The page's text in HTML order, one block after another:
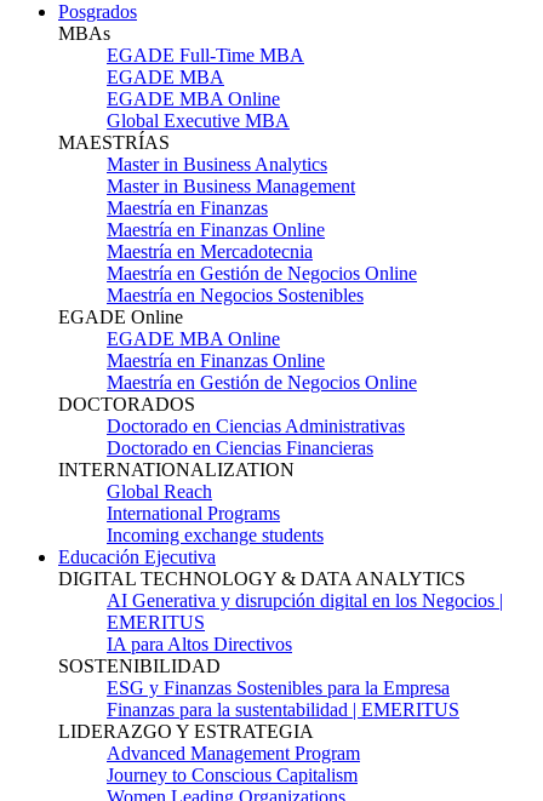
Posgrados
MBAs
EGADE Full-Time MBA
EGADE MBA
EGADE MBA Online
Global Executive MBA
MAESTRÍAS
Master in Business Analytics
Master in Business Management
Maestría en Finanzas
Maestría en Finanzas Online
Maestría en Mercadotecnia
Maestría en Gestión de Negocios Online
Maestría en Negocios Sostenibles
EGADE Online
EGADE MBA Online
Maestría en Finanzas Online
Maestría en Gestión de Negocios Online
DOCTORADOS
Doctorado en Ciencias Administrativas
Doctorado en Ciencias Financieras
INTERNATIONALIZATION
Global Reach
International Programs
Incoming exchange students
Educación Ejecutiva
DIGITAL TECHNOLOGY & DATA ANALYTICS
AI Generativa y disrupción digital en los Negocios |
EMERITUS
IA para Altos Directivos
SOSTENIBILIDAD
ESG y Finanzas Sostenibles para la Empresa
Finanzas para la sustentabilidad | EMERITUS
LIDERAZGO Y ESTRATEGIA
Advanced Management Program
Journey to Conscious Capitalism
Women Leading Organizations